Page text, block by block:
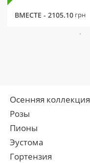
ВМЕСТЕ - 2105.10 грн
Осенняя коллекция
Розы
Пионы
Эустома
Гортензия